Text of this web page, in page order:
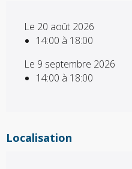
Le 20 août 2026
14:00 à 18:00
Le 9 septembre 2026
14:00 à 18:00
Localisation